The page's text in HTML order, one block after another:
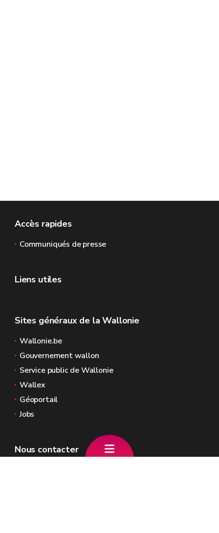
Accès rapides
Communiqués de presse
Liens utiles
Sites généraux de la Wallonie
Wallonie.be
Gouvernement wallon
Service public de Wallonie
Wallex
Géoportail
Jobs
Nous contacter